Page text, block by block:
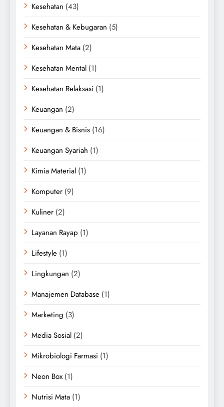
Kesehatan (43)
Kesehatan & Kebugaran (5)
Kesehatan Mata (2)
Kesehatan Mental (1)
Kesehatan Relaksasi (1)
Keuangan (2)
Keuangan & Bisnis (16)
Keuangan Syariah (1)
Kimia Material (1)
Komputer (9)
Kuliner (2)
Layanan Rayap (1)
Lifestyle (1)
Lingkungan (2)
Manajemen Database (1)
Marketing (3)
Media Sosial (2)
Mikrobiologi Farmasi (1)
Neon Box (1)
Nutrisi Mata (1)